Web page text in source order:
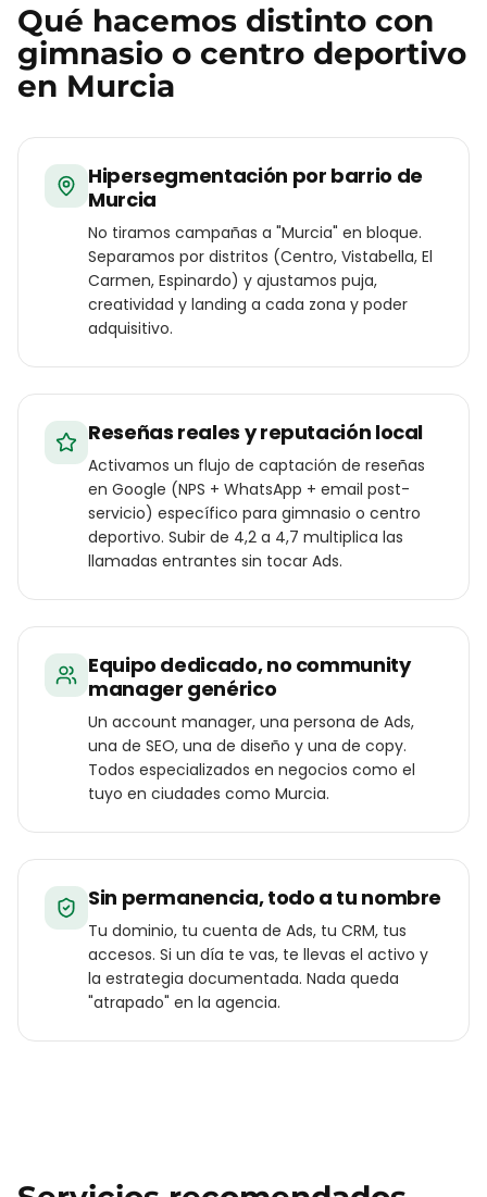
Qué hacemos distinto con
gimnasio o centro deportivo
en Murcia
Hipersegmentación por barrio de
Murcia
No tiramos campañas a "Murcia" en bloque.
Separamos por distritos (Centro, Vistabella, El
Carmen, Espinardo) y ajustamos puja,
creatividad y landing a cada zona y poder
adquisitivo.
Reseñas reales y reputación local
Activamos un flujo de captación de reseñas
en Google (NPS + WhatsApp + email post-
servicio) específico para gimnasio o centro
deportivo. Subir de 4,2 a 4,7 multiplica las
llamadas entrantes sin tocar Ads.
Equipo dedicado, no community
manager genérico
Un account manager, una persona de Ads,
una de SEO, una de diseño y una de copy.
Todos especializados en negocios como el
tuyo en ciudades como Murcia.
Sin permanencia, todo a tu nombre
Tu dominio, tu cuenta de Ads, tu CRM, tus
accesos. Si un día te vas, te llevas el activo y
la estrategia documentada. Nada queda
"atrapado" en la agencia.